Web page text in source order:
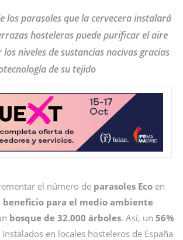
los parasoles que la cervecera instalará
hosteleras puede purificar el aire
los niveles de sustancias nocivas gracias
de su tejido
el número de parasoles Eco en
beneficio para el medio ambiente
bosque de 32.000 árboles. Así, un 56%
instalados en locales hosteleros de España